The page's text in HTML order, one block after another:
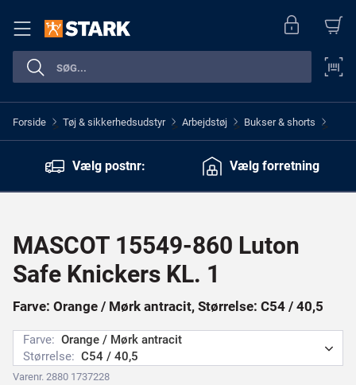
Forside > Tøj & sikkerhedsudstyr > Arbejdstøj > Bukser & shorts >
Vælg postnr: Vælg forretning
MASCOT 15549-860 Luton
Safe Knickers KL. 1
Farve: Orange / Mørk antracit, Størrelse: C54 / 40,5
Farve: Orange / Mørk antracit
Størrelse: C54 / 40,5
Varenr. 2880 1737228